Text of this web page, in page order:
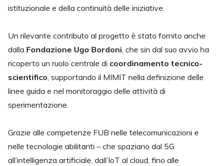
istituzionale e della continuità delle iniziative.
Un rilevante contributo al progetto è stato fornito anche
dalla Fondazione Ugo Bordoni, che sin dal suo avvio ha
ricoperto un ruolo centrale di coordinamento tecnico-
scientifico, supportando il MIMIT nella definizione delle
linee guida e nel monitoraggio delle attività di
sperimentazione.
Grazie alle competenze FUB nelle telecomunicazioni e
nelle tecnologie abilitanti – che spaziano dal 5G
all’intelligenza artificiale, dall’IoT al cloud, fino alle